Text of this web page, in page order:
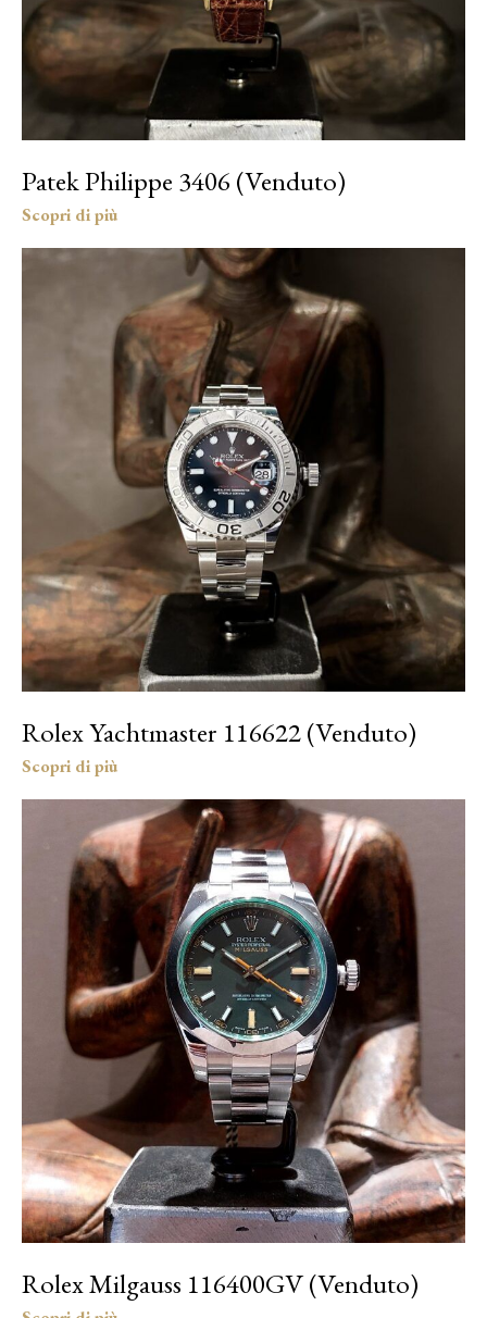
Patek Philippe 3406 (Venduto)
Rolex Yachtmaster 116622 (Venduto)
Rolex Milgauss 116400GV (Venduto)